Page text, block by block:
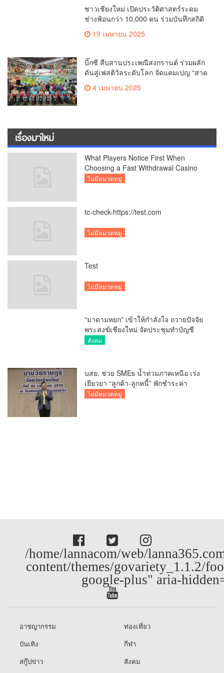
ชาวเชียงใหม่ เปิดประวัติศาสตร์ระดม
ช่างฟ้อนกว่า 10,000 คน ร่วมบันทึกสถิติ
ทำลายสถิติ 7,218 คน เฉลิมฉลองใน
เมืองเชียงใหม่
19 เมษายน 2025
บิ๊กซี สืบสานประเพณีสงกรานต์ ร่วมผลัก
ดันสู่เฟสติวัลระดับโลก จัดแคมเปญ “สาด
สูงสุด 50% กระตุ้นการเดินทางนักท่อง
4 เมษายน 2025
เรื่องมาใหม่
What Players Notice First When
Choosing a Fast Withdrawal Casino
UK
ไม่มีหมวดหมู่
tc-check-https://test.com
ไม่มีหมวดหมู่
Test
ไม่มีหมวดหมู่
“มาดามหยก” เข้าให้กำลังใจ ถวายปัจจัย
พระสงฆ์เชียงใหม่ จัดประชุมทำบัญชี
รายรับรายจ่ายของวัด กว่า 300 รูป ที่วัด
สังคม
บสย. ช่วย SMEs น้ำท่วมภาคเหนือ เร่ง
เยียวยา “ลูกค้า-ลูกหนี้” พักชำระค่า
ธรรมเนียม-ค่างวด
ไม่มีหมวดหมู่
/home/lannacom/web/
content/themes/govariety_1.1.2/
google-plus" aria-
อาชญากรรม
ท่องเที่ยว
บันเทิง
กีฬา
สกู๊ปข่าว
สังคม